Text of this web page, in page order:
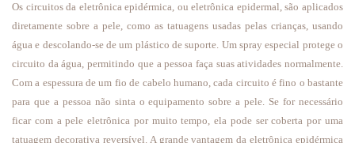
Os circuitos da eletrônica epidérmica, ou eletrônica epidermal, são aplicados
diretamente sobre a pele, como as tatuagens usadas pelas crianças, usando
água e descolando-se de um plástico de suporte. Um spray especial protege o
circuito da água, permitindo que a pessoa faça suas atividades normalmente.
Com a espessura de um fio de cabelo humano, cada circuito é fino o bastante
para que a pessoa não sinta o equipamento sobre a pele. Se for necessário
ficar com a pele eletrônica por muito tempo, ela pode ser coberta por uma
tatuagem decorativa reversível. A grande vantagem da eletrônica epidérmica